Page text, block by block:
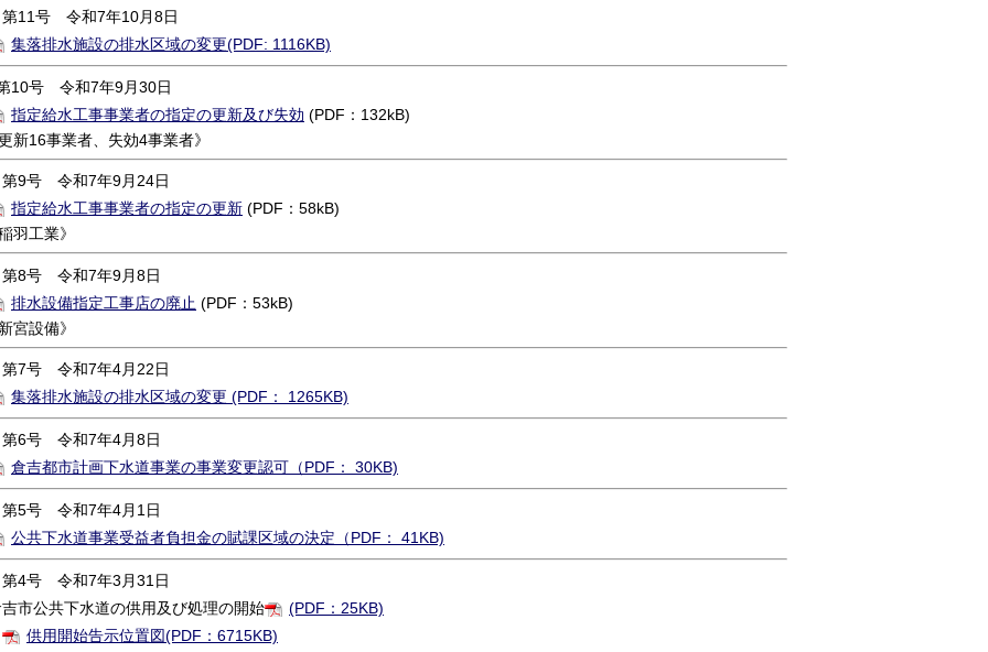
11号 令和7年10月8日
集落排水施設の排水区域の変更(PDF: 1116KB)
10号 令和7年9月30日
指定給水工事事業者の指定の更新及び失効 (PDF：132kB)
新16事業者、失効4事業者》
9号 令和7年9月24日
指定給水工事事業者の指定の更新 (PDF：58kB)
羽工業》
8号 令和7年9月8日
排水設備指定工事店の廃止 (PDF：53kB)
宮設備》
7号 令和7年4月22日
集落排水施設の排水区域の変更 (PDF： 1265KB)
6号 令和7年4月8日
倉吉都市計画下水道事業の事業変更認可（PDF： 30KB)
5号 令和7年4月1日
公共下水道事業受益者負担金の賦課区域の決定（PDF： 41KB)
4号 令和7年3月31日
市公共下水道の供用及び処理の開始
(PDF：25KB)
供用開始告示位置図(PDF：6715KB)